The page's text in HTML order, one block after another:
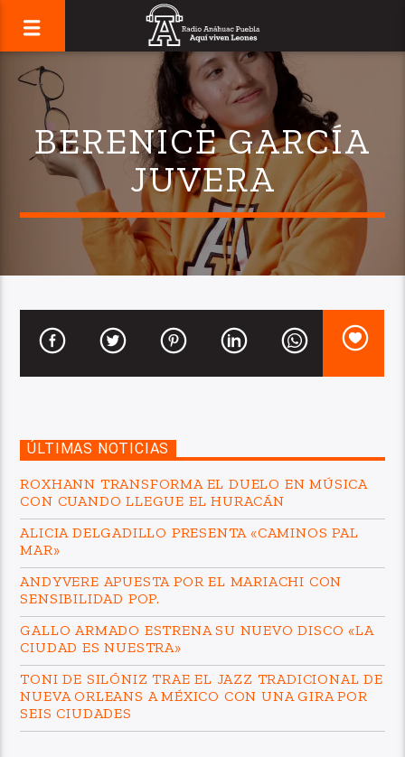
BERENICE GARCÍA
JUVERA
ÚLTIMAS NOTICIAS
ROXHANN TRANSFORMA EL DUELO EN MÚSICA
CON CUANDO LLEGUE EL HURACÁN
ALICIA DELGADILLO PRESENTA «CAMINOS PAL
MAR»
ANDYVERE APUESTA POR EL MARIACHI CON
SENSIBILIDAD POP.
GALLO ARMADO ESTRENA SU NUEVO DISCO «LA
CIUDAD ES NUESTRA»
TONI DE SILÓNIZ TRAE EL JAZZ TRADICIONAL DE
NUEVA ORLEANS A MÉXICO CON UNA GIRA POR
SEIS CIUDADES